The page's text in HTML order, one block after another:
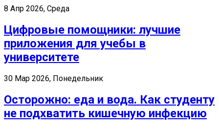
8 Апр 2026, Среда
Цифровые помощники: лучшие
приложения для учебы в
университете
30 Мар 2026, Понедельник
Осторожно: еда и вода. Как студенту
не подхватить кишечную инфекцию